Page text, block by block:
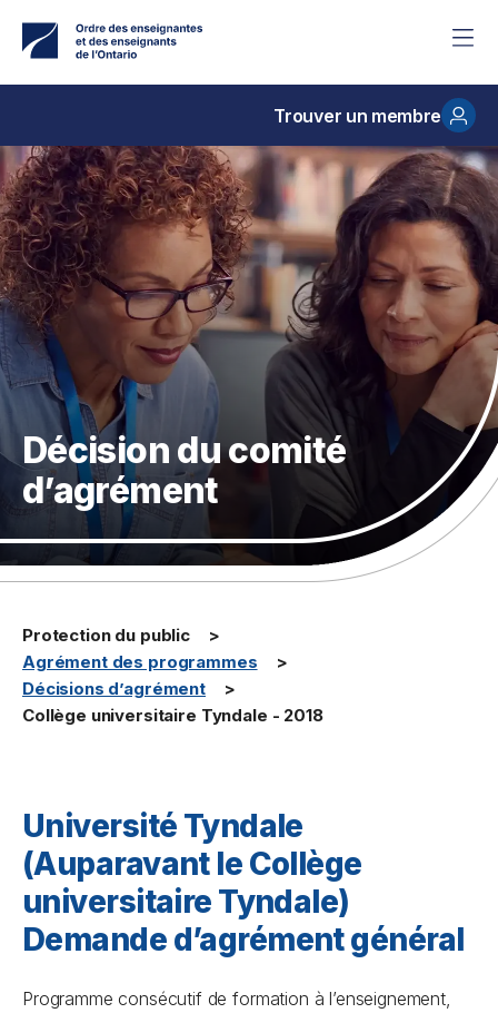
contenu
Trouver un membre
Décision du comité
d’agrément
Protection du public
Agrément des programmes
Décisions d’agrément
Collège universitaire Tyndale - 2018
Université Tyndale
(Auparavant le Collège
universitaire Tyndale)
Demande d’agrément général
Programme consécutif de formation à l’enseignement,